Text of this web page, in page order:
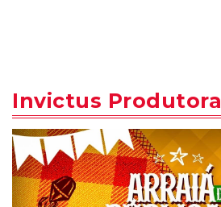
Invictus Produtora